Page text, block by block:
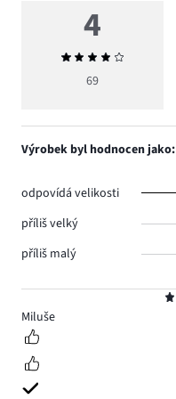
4
Miluše
4
Průměrné
hodnocení
69
Výrobek byl hodnocen jako:
odpovídá velikosti
příliš velký
příliš malý